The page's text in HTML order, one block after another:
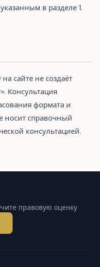
в разделе 1.
сайте не создаёт
Консультация
формата и
носит справочный
консультацией.
правовую оценку